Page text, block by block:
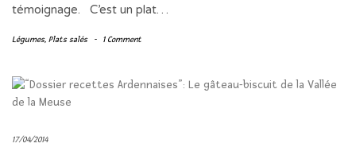
témoignage. C’est un plat…
Légumes, Plats salés - 1 Comment
17/04/2014